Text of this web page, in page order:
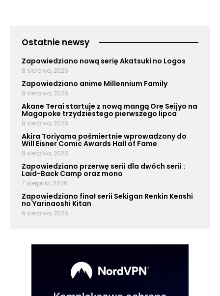
Ostatnie newsy
Zapowiedziano nową serię Akatsuki no Logos
8 sierpnia, 2026
Zapowiedziano anime Millennium Family
8 sierpnia, 2026
Akane Terai startuje z nową mangą Ore Seijyo na
Magapoke trzydziestego pierwszego lipca
8 sierpnia, 2026
Akira Toriyama pośmiertnie wprowadzony do
Will Eisner Comic Awards Hall of Fame
8 sierpnia, 2026
Zapowiedziano przerwę serii dla dwóch serii :
Laid-Back Camp oraz mono
7 sierpnia, 2026
Zapowiedziano finał serii Sekigan Renkin Kenshi
no Yarinaoshi Kitan
6 sierpnia, 2026